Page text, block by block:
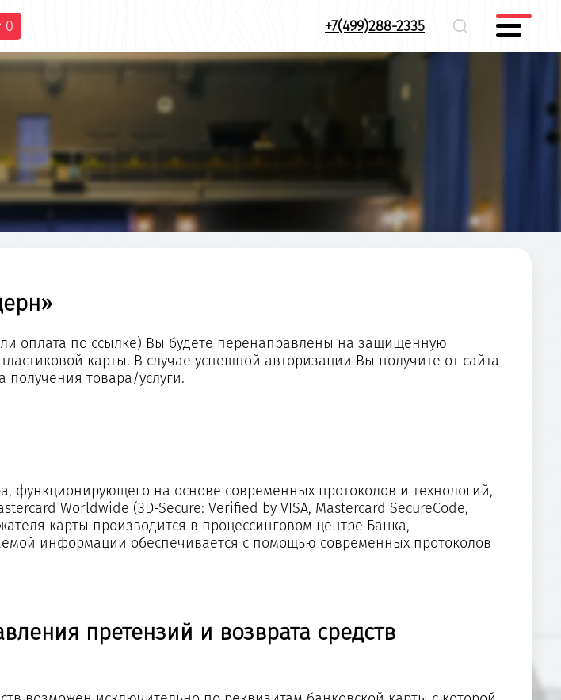
0 +7(499)288-2335
оплата по ссылке) Вы будете перенаправлены на защищенную
карты. В случае успешной авторизации Вы получите от сайта
товара/услуги.
функционирующего на основе современных протоколов и технологий,
Worldwide (3D-Secure: Verified by VISA, Mastercard SecureCode,
карты производится в процессинговом центре Банка,
информации обеспечивается с помощью современных протоколов
претензий и возврата средств